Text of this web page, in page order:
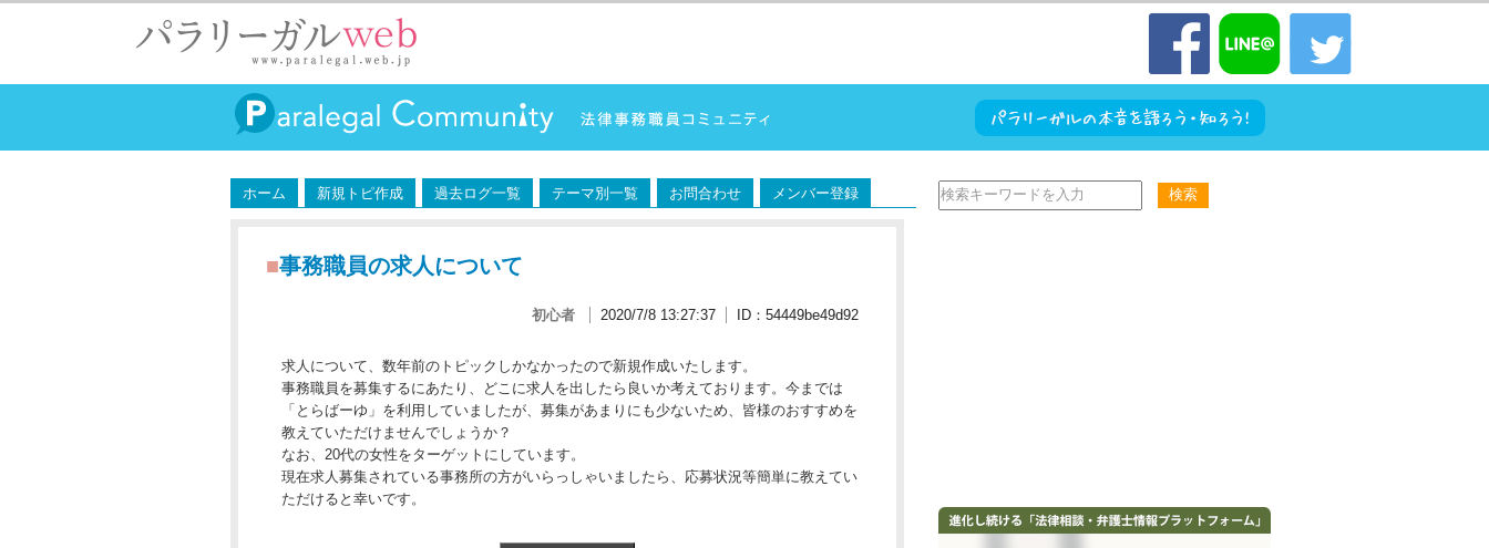
ホーム 新規トピ作成 過去ログ一覧 テーマ別一覧 お問合わせ メンバー登録
■事務職員の求人について
初心者 2020/7/8 13:27:37 ID：54449be49d92
求人について、数年前のトピックしかなかったので新規作成いたします。
事務職員を募集するにあたり、どこに求人を出したら良いか考えております。今までは
「とらばーゆ」を利用していましたが、募集があまりにも少ないため、皆様のおすすめを
教えていただけませんでしょうか？
なお、20代の女性をターゲットにしています。
現在求人募集されている事務所の方がいらっしゃいましたら、応募状況等簡単に教えてい
ただけると幸いです。